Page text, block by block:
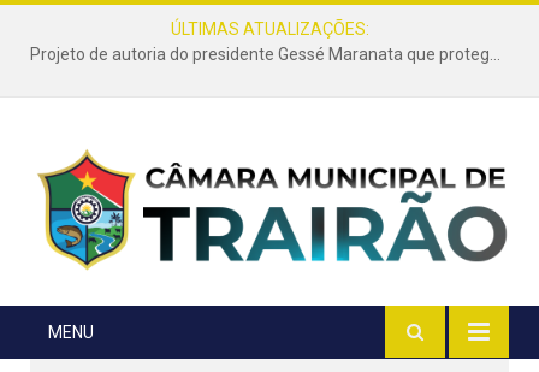
ÚLTIMAS ATUALIZAÇÕES:
Projeto de autoria do presidente Gessé Maranata que protege as estradas vicinais de Trairão é transformado em lei
MENU